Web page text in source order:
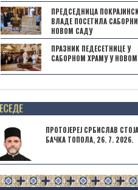
ПРЕДСЕДНИЦА
ВЛАДЕ ПОСЕТИЛА
НОВОМ САДУ
ПРАЗНИК ПЕДЕСЕТНИЦЕ У
САБОРНОМ ХРАМУ У
Posts not found
ПРОТОЈЕРЕЈ СРБИСЛАВ
БАЧКА ТОПОЛА, 26. 7. 2026.